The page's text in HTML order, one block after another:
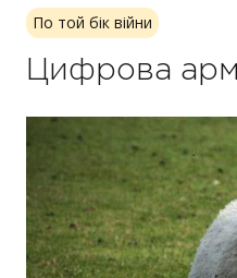
По той бік війни
Цифрова